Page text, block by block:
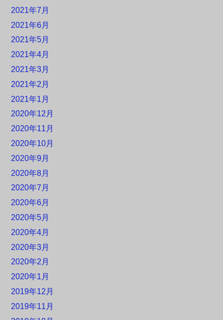
2021年7月
2021年6月
2021年5月
2021年4月
2021年3月
2021年2月
2021年1月
2020年12月
2020年11月
2020年10月
2020年9月
2020年8月
2020年7月
2020年6月
2020年5月
2020年4月
2020年3月
2020年2月
2020年1月
2019年12月
2019年11月